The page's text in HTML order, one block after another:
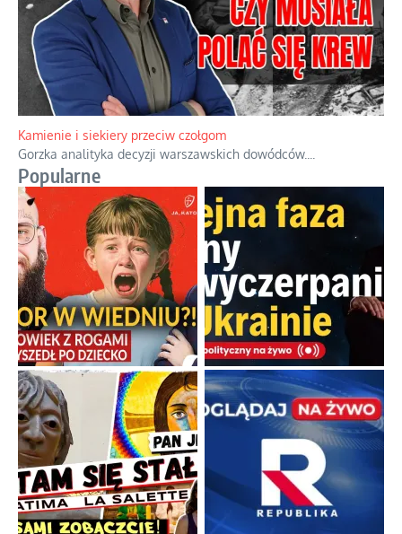
Familijny spór o biskupie sakry
Rodzinna polemika wokół sakr w Écône.
Kamienie i siekiery przeciw czołgom
Gorzka analityka decyzji warszawskich dowódców....
Popularne